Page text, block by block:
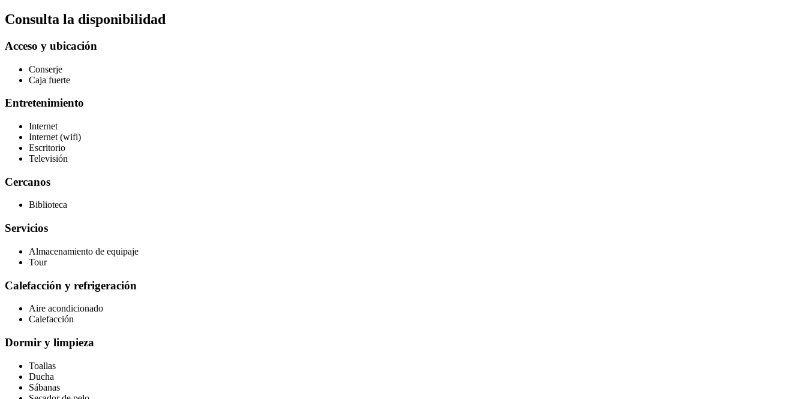
Consulta la disponibilidad
Acceso y ubicación
Conserje
Caja fuerte
Entretenimiento
Internet
Internet (wifi)
Escritorio
Televisión
Cercanos
Biblioteca
Servicios
Almacenamiento de equipaje
Tour
Calefacción y refrigeración
Aire acondicionado
Calefacción
Dormir y limpieza
Toallas
Ducha
Sábanas